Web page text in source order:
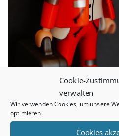
Cookie-
verwalten
Wir verwenden Cookies, um unsere
optimieren.
Cookies